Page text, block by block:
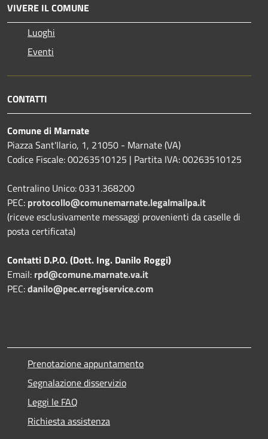
VIVERE IL COMUNE
Luoghi
Eventi
CONTATTI
Comune di Marnate
Piazza Sant'Ilario, 1, 21050 - Marnate (VA)
Codice Fiscale: 00263510125 | Partita IVA: 00263510125
Centralino Unico: 0331.368200
PEC: protocollo@comunemarnate.legalmailpa.it
(riceve esclusivamente messaggi provenienti da caselle di
posta certificata)
Contatti D.P.O. (Dott. Ing. Danilo Roggi)
Email: rpd@comune.marnate.va.it
PEC:danilo@pec.erregiservice.com
Prenotazione appuntamento
Segnalazione disservizio
Leggi le FAQ
Richiesta assistenza